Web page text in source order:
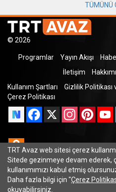
TÜMÜNÜ
© 2026
Programlar Yayın Akışı
İletişim
Kullanım Şartları
Gizlilik
Çerez Politikası
Facebook
X Instagram
Odnoklassniki
TRT Avaz web sitesi çerez
Sitede gezinmeye devam ederek,
kullanımımızı kabul etmiş
Daha fazla bilgi için "Çerez
okuyabilirsiniz.